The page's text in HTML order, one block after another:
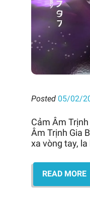
Posted 05/02/
Cảm Âm
Âm Trịnh Gia
xa vòng tay,
READ MORE